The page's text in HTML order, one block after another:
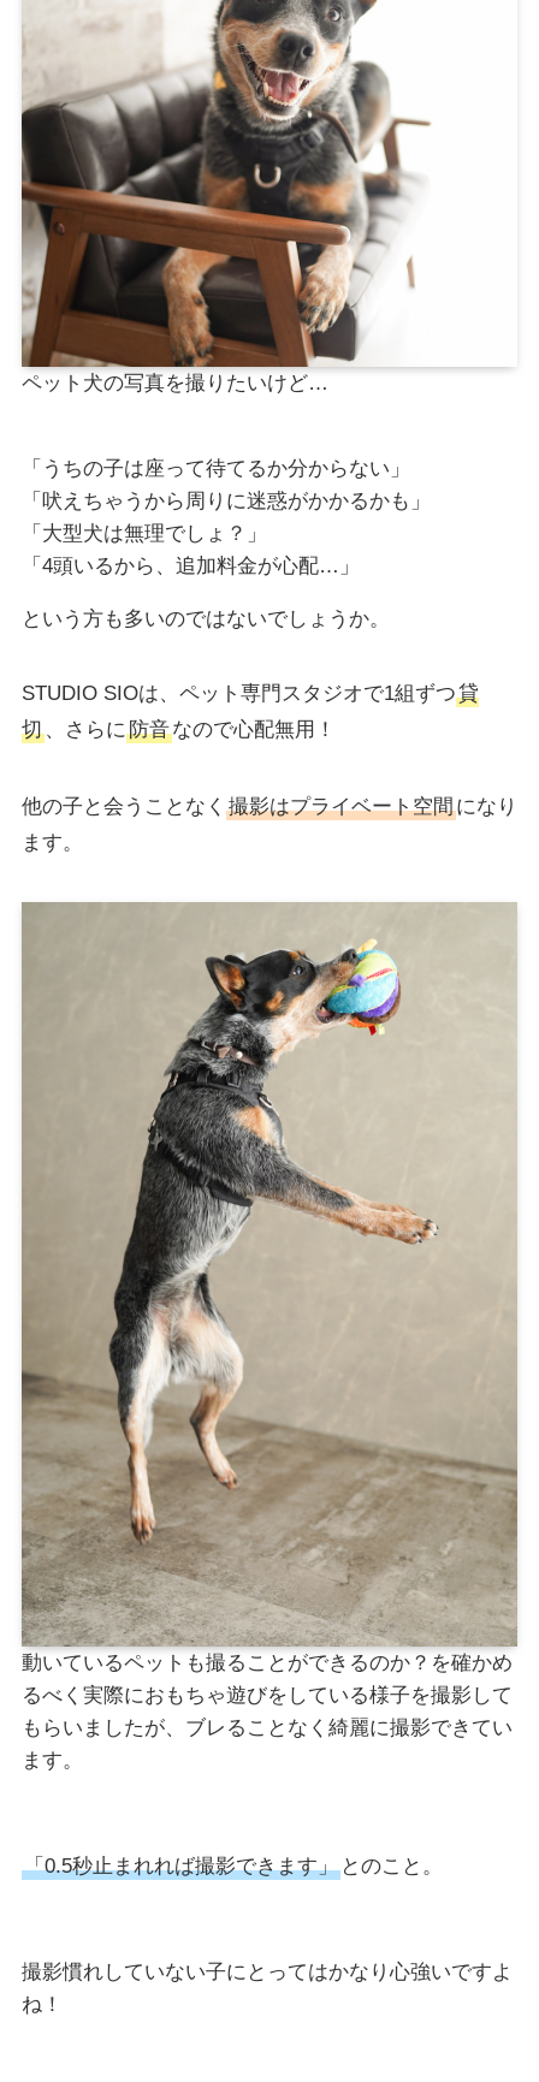
ペット犬の写真を撮りたいけど…
「うちの子は座って待てるか分からない」
「吠えちゃうから周りに迷惑がかかるかも」
「大型犬は無理でしょ？」
「4頭いるから、追加料金が心配…」
という方も多いのではないでしょうか。
STUDIO SIOは、ペット専門スタジオで1組ずつ貸
切、さらに防音なので心配無用！
他の子と会うことなく 撮影はプライベート空間になり
ます。
動いているペットも撮ることができるのか？を確かめ
るべく実際におもちゃ遊びをしている様子を撮影して
もらいましたが、ブレることなく綺麗に撮影できてい
ます。
「0.5秒止まれれば撮影できます」とのこと。
撮影慣れしていない子にとってはかなり心強いですよ
ね！